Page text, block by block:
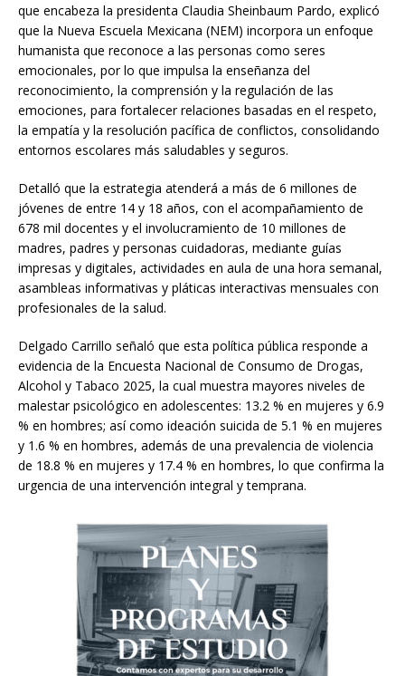
que encabeza la presidenta Claudia Sheinbaum Pardo, explicó
que la Nueva Escuela Mexicana (NEM) incorpora un enfoque
humanista que reconoce a las personas como seres
emocionales, por lo que impulsa la enseñanza del
reconocimiento, la comprensión y la regulación de las
emociones, para fortalecer relaciones basadas en el respeto,
la empatía y la resolución pacífica de conflictos, consolidando
entornos escolares más saludables y seguros.
Detalló que la estrategia atenderá a más de 6 millones de
jóvenes de entre 14 y 18 años, con el acompañamiento de
678 mil docentes y el involucramiento de 10 millones de
madres, padres y personas cuidadoras, mediante guías
impresas y digitales, actividades en aula de una hora semanal,
asambleas informativas y pláticas interactivas mensuales con
profesionales de la salud.
Delgado Carrillo señaló que esta política pública responde a
evidencia de la Encuesta Nacional de Consumo de Drogas,
Alcohol y Tabaco 2025, la cual muestra mayores niveles de
malestar psicológico en adolescentes: 13.2 % en mujeres y 6.9
% en hombres; así como ideación suicida de 5.1 % en mujeres
y 1.6 % en hombres, además de una prevalencia de violencia
de 18.8 % en mujeres y 17.4 % en hombres, lo que confirma la
urgencia de una intervención integral y temprana.